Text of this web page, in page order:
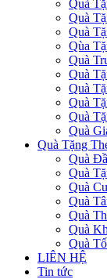
Quà
Quà
Quà
Qùa
Quà
Quà
Quà
Quà
Quà
Quà
Quà Tặng
Quà
Quà
Quà
Quà
Quà
Quà
Quà
LIÊN HỆ
Tin tức